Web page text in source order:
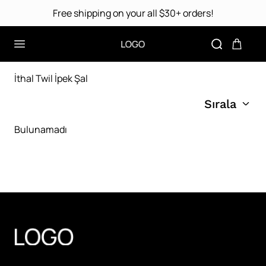
Free shipping on your all $30+ orders!
İthal Twil İpek Şal
Sırala
Bulunamadı